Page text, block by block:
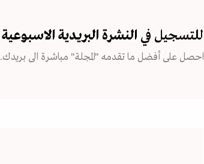
للتسجيل في النشرة البريدية الاسبوعية
احصل على أفضل ما تقدمه "المجلة" مباشرة الى بريدك.